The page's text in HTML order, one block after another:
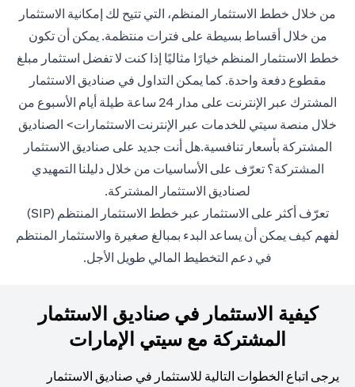
من خلال خطط الاستثمار المنظم، التي تتيح لك إمكانية الاستثمار
من خلال أقساط بسيطة على فترات منتظمة. يمكن أن تكون
خطط الاستثمار المنظم خيارًا مثاليًا إذا كنت لا تفضل استثمار مبلغ
مقطوع دفعة واحدة. كما يمكن التداول في صناديق الاستثمار
المشترك عبر الإنترنت على مدار 24 ساعة طيلة أيام الأسبوع من
خلال منصة سيتي للخدمات عبر الإنترنت الاستثمارات> الصناديق
المشتركة بأسعار تنافسية.هل أنت جديد على صناديق الاستثمار
المشتركة؟ تعرّف على الأساسيات من خلال دليلنا التمهيدي
لصناديق الاستثمار المشتركة(opens in a new tab).
تعرّف أكثر على الاستثمار عبر خطط الاستثمار المنتظم (SIP)
(opens in a new tab)
لفهم كيف يمكن أن يساعد البدء بمبالغ صغيرة والاستثمار المنتظم
في دعم التخطيط المالي طويل الأجل.
كيفية الاستثمار في صناديق الاستثمار
المشتركة مع سيتي الإمارات
يرجى اتباع الخطوات التالية للاستثمار في صناديق الاستثمار